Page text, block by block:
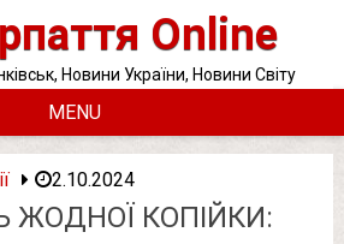
Online
Новини України, Новини Світу
MENU
2.10.2024
ЖОДНОЇ КОПІЙКИ: